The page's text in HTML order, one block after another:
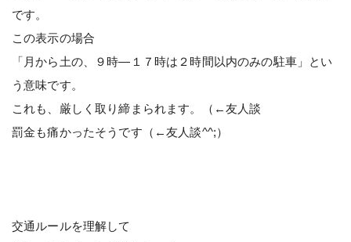
です。
この表示の場合
「月から土の、９時―１７時は２時間以内のみの駐車」とい
う意味です。
これも、厳しく取り締まられます。（←友人談
罰金も痛かったそうです（←友人談^^;）
交通ルールを理解して